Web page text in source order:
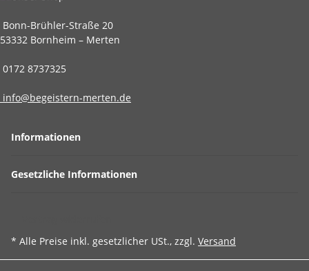
Bonn-Brühler-Straße 20
53332 Bornheim – Merten
0172 8737325
info@begeistern-merten.de
Informationen
Gesetzliche Informationen
* Alle Preise inkl. gesetzlicher USt., zzgl. Versand